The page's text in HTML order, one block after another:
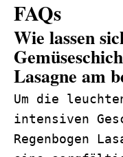
FAQs
Wie lassen
Lasagne am
Um die
intensiven
Regenbogen